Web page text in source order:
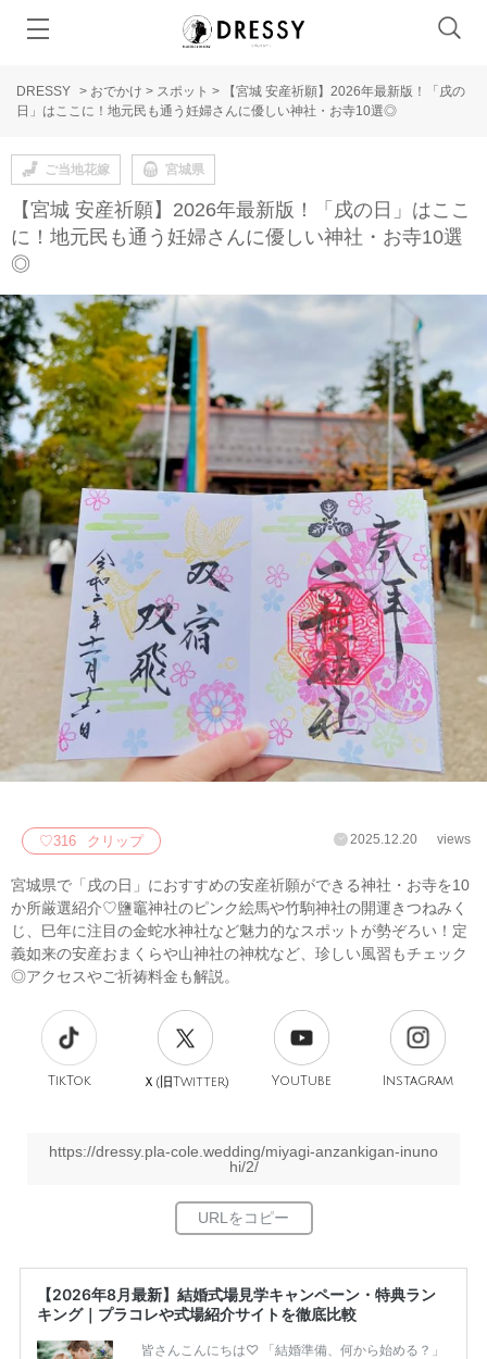
DRESSY > おでかけ > スポット >
【宮城 安産祈願】2026年最新版！「戌の
日」はここに！地元民も通う妊婦さんに優しい神社・お寺10選◎
ご当地花嫁 宮城県
【宮城 安産祈願】2026年最新版！「戌の日」はここ
に！地元民も通う妊婦さんに優しい神社・お寺10選
◎
♡316 クリップ 2025.12.20 views
宮城県で「戌の日」におすすめの安産祈願ができる神社・お寺を10
か所厳選紹介♡鹽竈神社のピンク絵馬や竹駒神社の開運きつねみく
じ、巳年に注目の金蛇水神社など魅力的なスポットが勢ぞろい！定
義如来の安産おまくらや山神社の神枕など、珍しい風習もチェック
◎アクセスやご祈祷料金も解説。
TikTok Ｘ(旧Twitter) YouTube Instagram
https://dressy.pla-cole.wedding/miyagi-anzankigan-inuno
hi/2/
【2026年8月最新】結婚式場見学キャンペーン・特典ラン
キング｜プラコレや式場紹介サイトを徹底比較
皆さんこんにちは♡ 「結婚準備、何から始める？」